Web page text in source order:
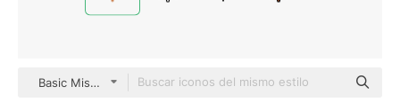
Basic Miscellany Flat